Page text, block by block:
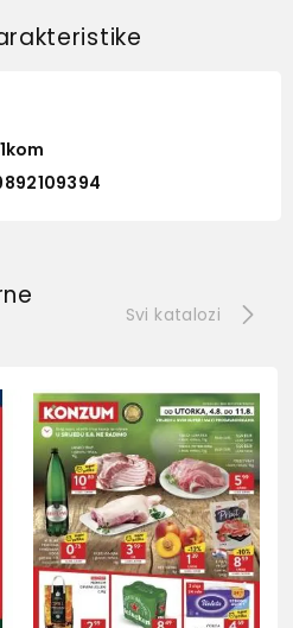
1kom
Svi katalozi